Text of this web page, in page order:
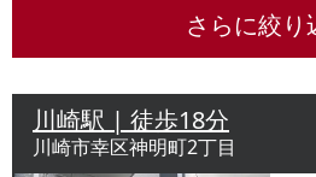
さらに絞り
川崎駅 | 徒歩18分
川崎市幸区神明町2丁目